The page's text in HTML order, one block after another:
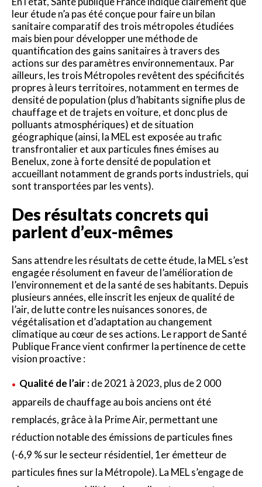
leur étude n’a pas été conçue pour faire un bilan
sanitaire comparatif des trois métropoles étudiées
mais bien pour développer une méthode de
quantification des gains sanitaires à travers des
actions sur des paramètres environnementaux. Par
ailleurs, les trois Métropoles revêtent des spécificités
propres à leurs territoires, notamment en termes de
densité de population (plus d’habitants signifie plus de
chauffage et de trajets en voiture, et donc plus de
polluants atmosphériques) et de situation
géographique (ainsi, la MEL est exposée au trafic
transfrontalier et aux particules fines émises au
Benelux, zone à forte densité de population et
accueillant notamment de grands ports industriels, qui
sont transportées par les vents).
Des résultats concrets qui
parlent d’eux-mêmes
Sans attendre les résultats de cette étude, la MEL s’est
engagée résolument en faveur de l’amélioration de
l’environnement et de la santé de ses habitants. Depuis
plusieurs années, elle inscrit les enjeux de qualité de
l’air, de lutte contre les nuisances sonores, de
végétalisation et d’adaptation au changement
climatique au cœur de ses actions. Le rapport de Santé
Publique France vient confirmer la pertinence de cette
vision proactive :
Qualité de l’air :de 2021 à 2023, plus de 2 000
appareils de chauffage au bois anciens ont été
remplacés, grâce à la Prime Air, permettant une
réduction notable des émissions de particules fines
(-6,9 % sur le secteur résidentiel, 1er émetteur de
particules fines sur la Métropole). La MEL s’engage de